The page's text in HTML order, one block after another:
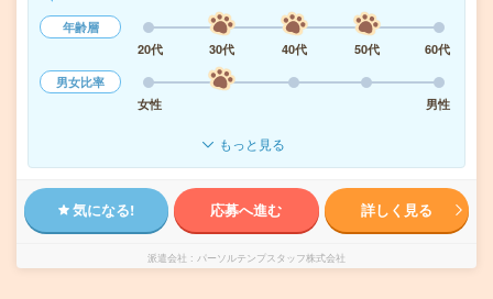
年齢層
20代
30代 40代 50代
60代
男女比率
女性
男性
もっと見る
気になる! 応募へ進む 詳しく見る
派遣会社 パーソルテンプスタッフ株式会社